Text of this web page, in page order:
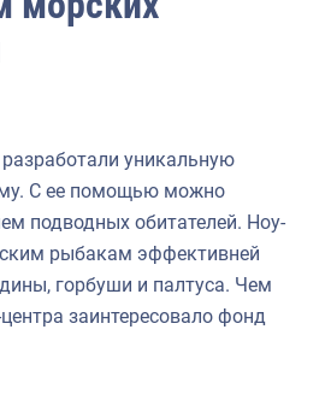
литература
экспедиция
нравственных ценностей
уникальную
С ее помощью можно
подводных обитателей. Ноу-
рыбакам эффективней
горбуши и палтуса. Чем
заинтересовало фонд